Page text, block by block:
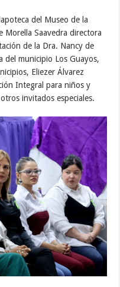
del Museo de la
Morella Saavedra directora
de la Dra. Nancy de
del municipio Los Guayos,
Eliezer Álvarez
Integral para niños y
invitados especiales.